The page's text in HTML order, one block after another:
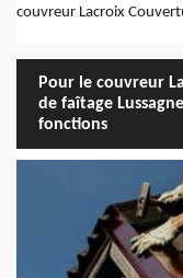
couvreur Lacroix
Pour le couvreur
de faîtage
fonctions